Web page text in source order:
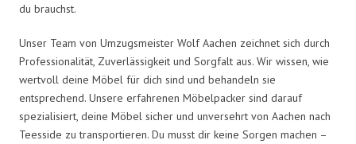
du brauchst.
Unser Team von Umzugsmeister Wolf Aachen zeichnet sich durch
Professionalität, Zuverlässigkeit und Sorgfalt aus. Wir wissen, wie
wertvoll deine Möbel für dich sind und behandeln sie
entsprechend. Unsere erfahrenen Möbelpacker sind darauf
spezialisiert, deine Möbel sicher und unversehrt von Aachen nach
Teesside zu transportieren. Du musst dir keine Sorgen machen –